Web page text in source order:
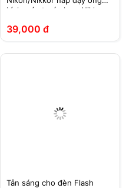
kính, cáp trước lens Nikkor
39,000 đ
Tản sáng cho đèn Flash